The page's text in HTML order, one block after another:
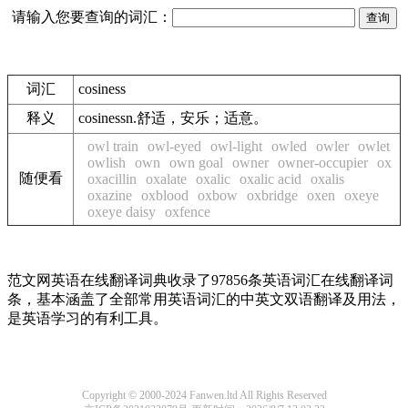
请输入您要查询的词汇：
词汇
cosiness
释义
cosinessn.舒适，安乐；适意。
随便看
owl train owl-eyed owl-light owled owler owlet
owlish
own own goal owner owner-occupier ox
oxacillin
oxalate oxalic oxalic acid
oxalis
oxazine oxblood oxbow oxbridge oxen
oxeye
oxeye daisy oxfence
范文网英语在线翻译词典收录了97856条英语词汇在线翻译词
条，基本涵盖了全部常用英语词汇的中英文双语翻译及用法，
是英语学习的有利工具。
Copyright © 2000-2024 Fanwen.ltd All Rights Reserved